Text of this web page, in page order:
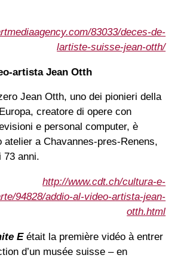
83033/deces-de-
lartiste-suisse-jean-otth/
artista Jean Otth
Jean Otth, uno dei pionieri della
creatore di opere con
e personal computer, è
atelier a Chavannes-pres-Renens,
73 anni.
http://www.cdt.ch/cultura-e-
94828/addio-al-video-artista-jean-
otth.html
Eétait la première vidéo à entrer
d’un musée suisse – en